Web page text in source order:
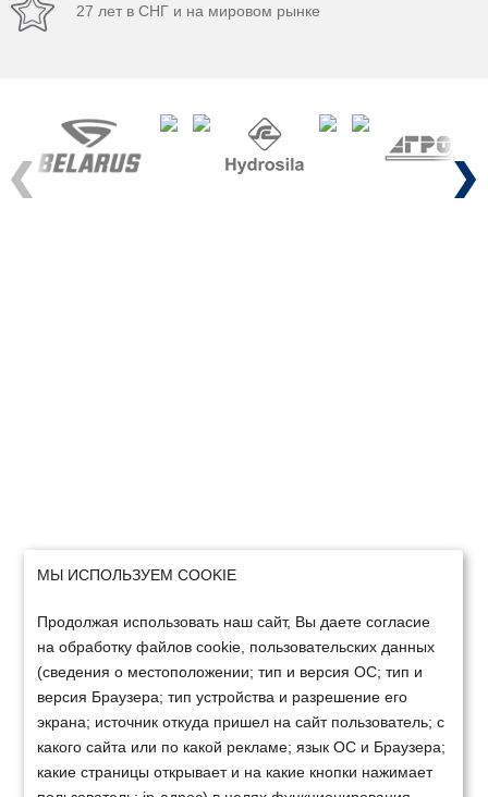
27 лет в СНГ и на мировом рынке
Previous Next
МЫ ИСПОЛЬЗУЕМ COOKIE
Продолжая использовать наш сайт, Вы даете согласие
на обработку файлов cookie, пользовательских данных
(сведения о местоположении; тип и версия ОС; тип и
версия Браузера; тип устройства и разрешение его
экрана; источник откуда пришел на сайт пользователь; с
какого сайта или по какой рекламе; язык ОС и Браузера;
какие страницы открывает и на какие кнопки нажимает